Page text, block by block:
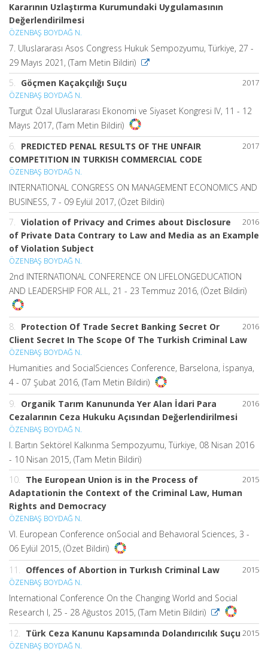
Kararının Uzlaştırma Kurumundaki Uygulamasının
Değerlendirilmesi
ÖZENBAŞ BOYDAĞ N.
7. Uluslararası Asos Congress Hukuk Sempozyumu, Türkiye, 27 -
29 Mayıs 2021, (Tam Metin Bildiri)
2017
5. Göçmen Kaçakçılığı Suçu
ÖZENBAŞ BOYDAĞ N.
Turgut Özal Uluslararası Ekonomi ve Siyaset Kongresi IV, 11 - 12
Mayıs 2017, (Tam Metin Bildiri)
2017
6. PREDICTED PENAL RESULTS OF THE UNFAIR
COMPETITION IN TURKISH COMMERCIAL CODE
ÖZENBAŞ BOYDAĞ N.
INTERNATIONAL CONGRESS ON MANAGEMENT ECONOMICS AND
BUSINESS, 7 - 09 Eylül 2017, (Özet Bildiri)
2016
7. Violation of Privacy and Crimes about Disclosure
of Private Data Contrary to Law and Media as an Example
of Violation Subject
ÖZENBAŞ BOYDAĞ N.
2nd INTERNATIONAL CONFERENCE ON LIFELONGEDUCATION
AND LEADERSHIP FOR ALL, 21 - 23 Temmuz 2016, (Özet Bildiri)
2016
8. Protection Of Trade Secret Banking Secret Or
Client Secret In The Scope Of The Turkish Criminal Law
ÖZENBAŞ BOYDAĞ N.
Humanities and SocialSciences Conference, Barselona, İspanya,
4 - 07 Şubat 2016, (Tam Metin Bildiri)
2016
9.
Organik Tarım Kanununda Yer Alan İdari Para
Cezalarının Ceza Hukuku Açısından Değerlendirilmesi
ÖZENBAŞ BOYDAĞ N.
I. Bartın Sektörel Kalkınma Sempozyumu, Türkiye, 08 Nisan 2016
- 10 Nisan 2015, (Tam Metin Bildiri)
2015
10.
The European Union is in the Process of
Adaptationin the Context of the Criminal Law, Human
Rights and Democracy
ÖZENBAŞ BOYDAĞ N.
VI. European Conference onSocial and Behavıoral Sciences, 3 -
06 Eylül 2015, (Özet Bildiri)
2015
11. Offences of Abortion in Turkısh Criminal Law
ÖZENBAŞ BOYDAĞ N.
International Conference On the Changing World and Social
Research I, 25 - 28 Ağustos 2015, (Tam Metin Bildiri)
2015
12. Türk Ceza Kanunu Kapsamında Dolandırıcılık Suçu
ÖZENBAŞ BOYDAĞ N.